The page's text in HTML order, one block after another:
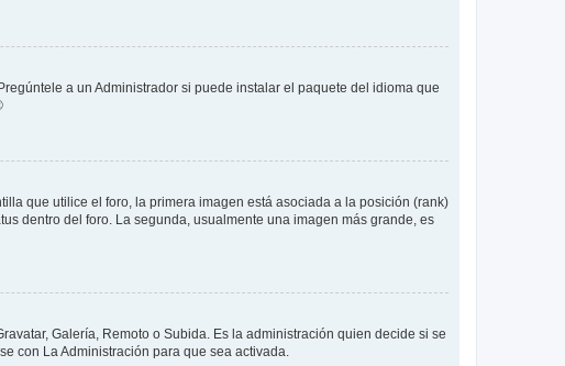
a un Administrador si puede instalar el paquete del idioma que
que utilice el foro, la primera imagen está asociada a la posición (rank)
dentro del foro. La segunda, usualmente una imagen más grande, es
Galería, Remoto o Subida. Es la administración quien decide si se
con La Administración para que sea activada.